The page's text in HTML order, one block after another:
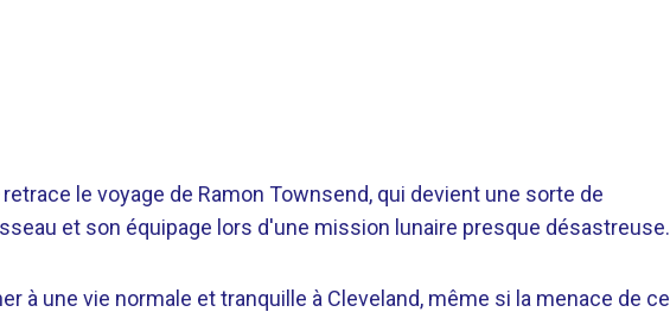
retrace le voyage de Ramon Townsend, qui devient une sorte de
et son équipage lors d'une mission lunaire presque désastreuse.
à une vie normale et tranquille à Cleveland, même si la menace de ce